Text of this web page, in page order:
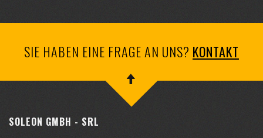
SIE HABEN EINE FRAGE AN UNS? KONTAKT
SOLEON GMBH - SRL